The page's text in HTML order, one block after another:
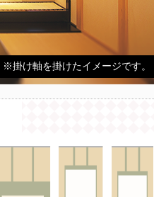
※掛け軸を掛けたイメージです。